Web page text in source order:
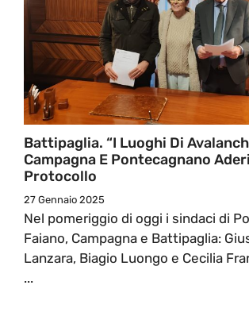
Battipaglia. “I Luoghi Di
Campagna E Pontecagnano
Protocollo
27 Gennaio 2025
Nel pomeriggio di oggi i sindaci di
Faiano, Campagna e Battipaglia:
Lanzara, Biagio Luongo e Cecilia
...